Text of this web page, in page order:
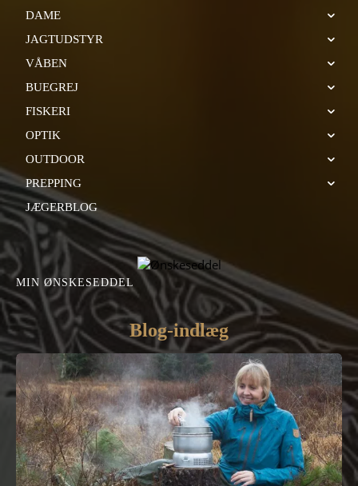
DAME
JAGTUDSTYR
VÅBEN
BUEGREJ
FISKERI
OPTIK
OUTDOOR
PREPPING
JÆGERBLOG
MIN ØNSKESEDDEL
Blog-indlæg